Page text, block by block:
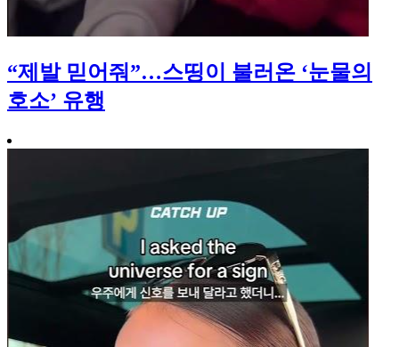
“제발 믿어줘”…스띵이 불러온 ‘눈물의
호소’ 유행